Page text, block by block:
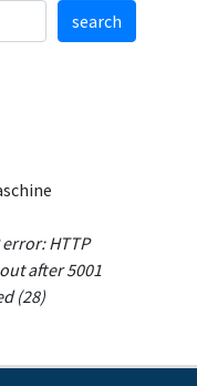
search
HTTP
after 5001
(28)